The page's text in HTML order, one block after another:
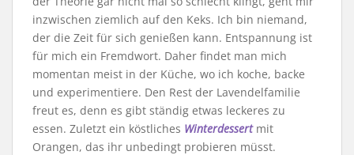
inzwischen ziemlich auf den Keks. Ich bin niemand,
der die Zeit für sich genießen kann. Entspannung ist
für mich ein Fremdwort. Daher findet man mich
momentan meist in der Küche, wo ich koche, backe
und experimentiere. Den Rest der Lavendelfamilie
freut es, denn es gibt ständig etwas leckeres zu
essen. Zuletzt ein köstliches Winterdessertmit
Orangen, das ihr unbedingt probieren müsst.